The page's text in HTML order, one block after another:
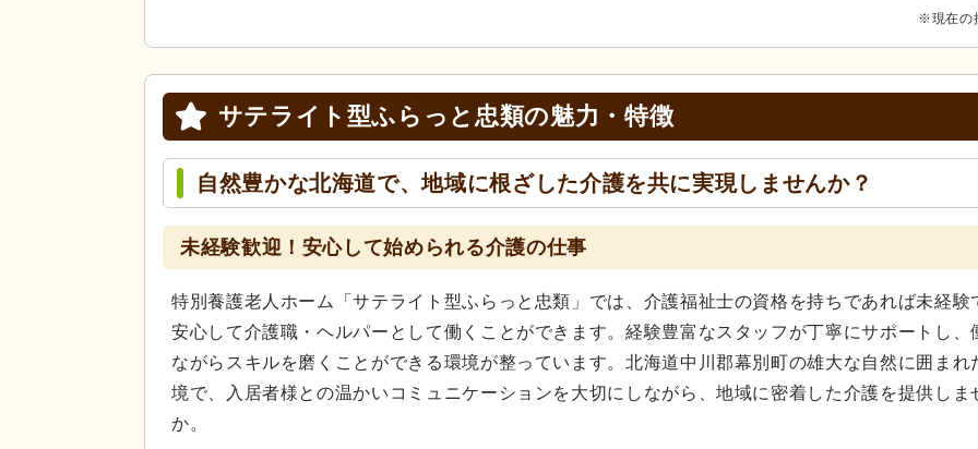
※現在の
サテライト型ふらっと忠類の魅力・特徴
自然豊かな北海道で、地域に根ざした介護を共に実現しませんか？
未経験歓迎！安心して始められる介護の仕事
特別養護老人ホーム「サテライト型ふらっと忠類」では、介護福祉士の資格を持ちであれば未経験
安心して介護職・ヘルパーとして働くことができます。経験豊富なスタッフが丁寧にサポートし、
ながらスキルを磨くことができる環境が整っています。北海道中川郡幕別町の雄大な自然に囲まれ
境で、入居者様との温かいコミュニケーションを大切にしながら、地域に密着した介護を提供しま
か。